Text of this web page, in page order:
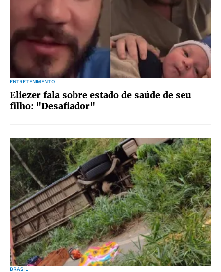
ENTRETENIMENTO
Eliezer fala sobre estado de saúde de seu
filho: "Desafiador"
BRASIL